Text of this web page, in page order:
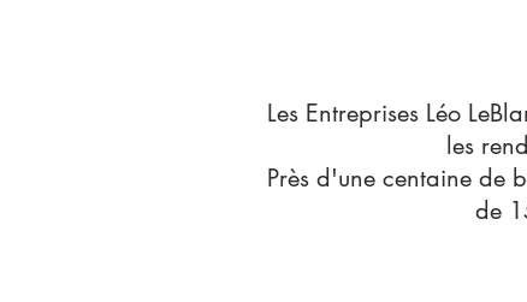
Les Entreprises Léo
les
Près d'une centaine de
de